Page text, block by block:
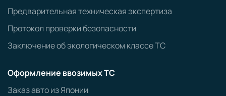
Предварительная техническая экспертиза
Протокол проверки безопасности
Заключение об экологическом классе ТС
Оформление ввозимых ТС
Заказ авто из Японии